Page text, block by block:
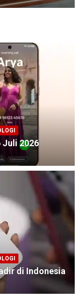
Juli 2026
di Indonesia